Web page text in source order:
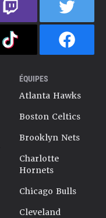
ÉQUIPES
Atlanta Hawks
Boston Celtics
Brooklyn Nets
Charlotte
Hornets
Chicago Bulls
Cleveland